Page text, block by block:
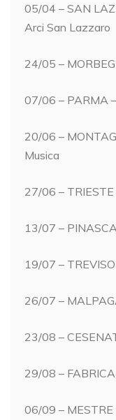
05/04 – SAN
Arci San Lazzaro
24/05 –
07/06 – PARMA
20/06 –
Musica
27/06 –
13/07 –
19/07 –
26/07 –
23/08 –
29/08 –
06/09 – MESTRE